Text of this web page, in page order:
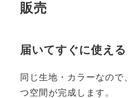
販売
届いてすぐに使える
同じ生地・カラーなので
つ空間が完成します。